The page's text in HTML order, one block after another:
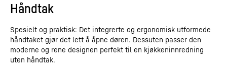
Håndtak
Spesielt og praktisk: Det integrerte og ergonomisk utformede
håndtaket gjør det lett å åpne døren. Dessuten passer den
moderne og rene designen perfekt til en kjøkkeninnredning
uten håndtak.